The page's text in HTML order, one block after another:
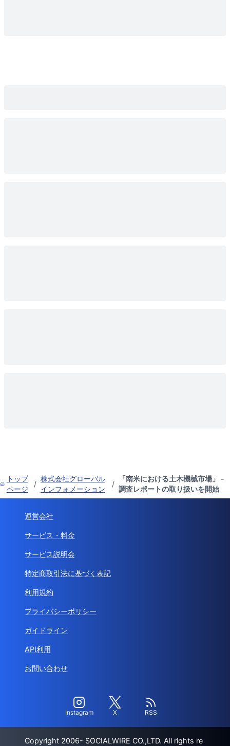
トップ
ページ
/
株式会社グローバル
インフォメーション
/
「南米における土木機械市場」 -
調査レポートの取り扱いを開始
運営会社
サービス・料金
サービス説明会
特定商取引法に基づく表記
利用規約
プライバシーポリシー
ガイドライン
API利用
お問い合わせ
Instagram X RSS
Copyright 2006- SOCIALWIRE CO.,LTD. All rights re